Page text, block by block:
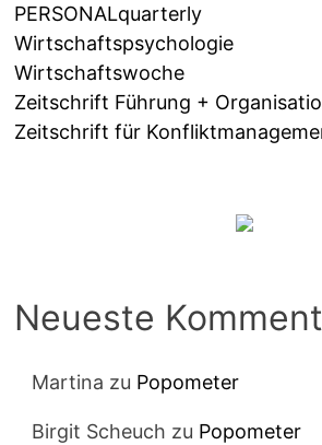
PERSONALquarterly
Wirtschaftspsychologie
Wirtschaftswoche
Zeitschrift Führung +
Zeitschrift für
Neueste
Martina zu Popometer
Birgit Scheuch zu Popometer